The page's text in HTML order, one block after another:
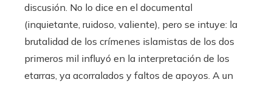
discusión. No lo dice en el documental
(inquietante, ruidoso, valiente), pero se intuye: la
brutalidad de los crímenes islamistas de los dos
primeros mil influyó en la interpretación de los
etarras, ya acorralados y faltos de apoyos. A un